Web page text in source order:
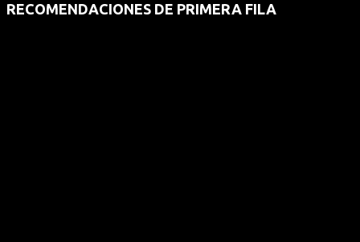
RECOMENDACIONES DE PRIMERA FILA